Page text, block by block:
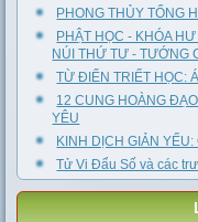
PHONG THỦY TỔNG
PHẬT HỌC - KHÓA
NÚI THỨ TƯ - TƯỚNG
TỪ ĐIỂN TRIẾT HỌC:
12 CUNG HOÀNG
YÊU
KINH DỊCH GIẢN
Tử Vi Đẩu Số và các